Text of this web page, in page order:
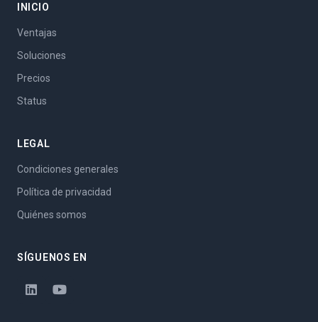
INICIO
Ventajas
Soluciones
Precios
Status
LEGAL
Condiciones generales
Política de privacidad
Quiénes somos
SÍGUENOS EN